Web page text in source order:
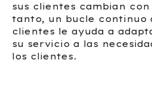
sus clientes cambian
tanto, un bucle continuo
clientes le ayuda a
su servicio a las
los clientes.